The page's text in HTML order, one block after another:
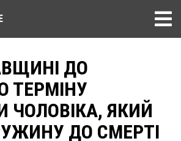
ДО
ТЕРМІНУ
ЧОЛОВІКА, ЯКИЙ
ДО СМЕРТІ